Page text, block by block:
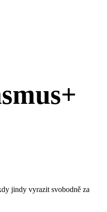
jindy vyrazit svobodně za